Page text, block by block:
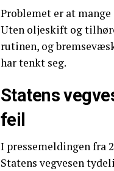
Problemet er at
Uten oljeskift og
rutinen, og
har tenkt seg.
Statens
feil
I pressemeldingen fra
Statens vegvesen